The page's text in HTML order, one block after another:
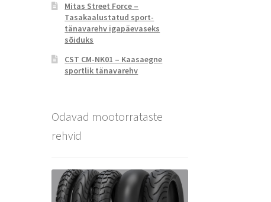
Mitas Street Force –
Tasakaalustatud sport-
tänavarehv igapäevaseks
sõiduks
CST CM-NK01 – Kaasaegne
sportlik tänavarehv
Odavad mootorrataste
rehvid